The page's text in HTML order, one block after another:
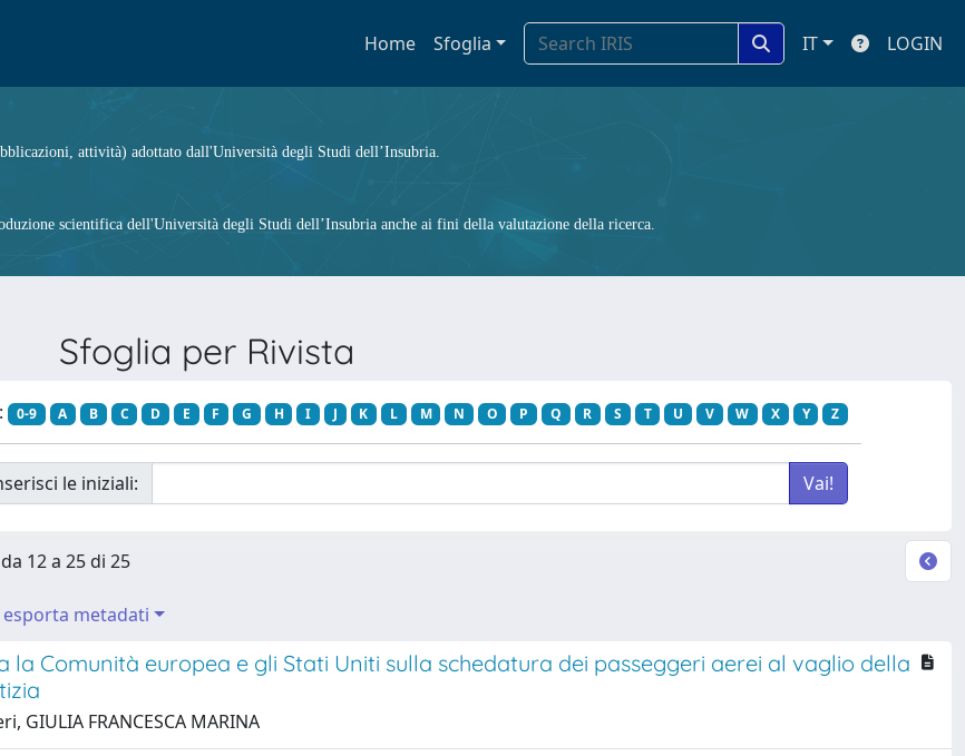
Home Sfoglia IT LOGIN
attività) adottato dall'Università degli Studi dell’Insubria.
scientifica dell'Università degli Studi dell’Insubria anche ai fini della valutazione della ricerca.
Sfoglia per Rivista
0-9 A B C D E F G H I J K L M N O P Q R S T U V W X Y Z
le iniziali:
12 a 25 di 25
esporta metadati
la Comunità europea e gli Stati Uniti sulla schedatura dei passeggeri aerei al vaglio della
GIULIA FRANCESCA MARINA